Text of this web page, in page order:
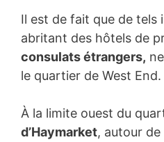
Il est de fait que de tels
abritant des hôtels de
consulats étrangers,
le quartier de West End.
À la limite ouest du
d’Haymarket, autour